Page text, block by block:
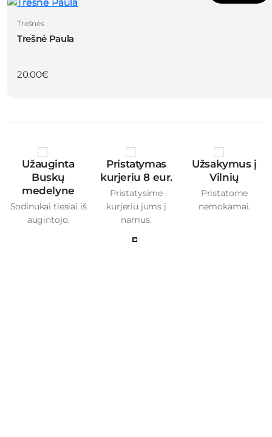
Trešnės
Trešnė Paula
20.00€
Užauginta
Buskų
medelyne
Sodinukai tiesiai iš
augintojo.
Pristatymas
kurjeriu 8 eur.
Pristatysime
kurjeriu jums į
namus.
Užsakymus į
Vilnių
Pristatome
nemokamai.